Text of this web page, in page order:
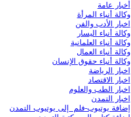
أخبار عامة
وكالة أنباء المرأة
اخبار الأدب والفن
وكالة أنباء اليسار
وكالة أنباء العلمانية
وكالة أنباء العمال
وكالة أنباء حقوق الإنسان
اخبار الرياضة
اخبار الاقتصاد
اخبار الطب والعلوم
اخبار التمدن
إضافة يوتيوب-فلم إلى يوتيوب التمدن